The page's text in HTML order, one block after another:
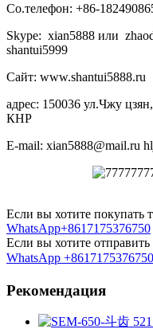
Со.телефон: +86-
Skype: xian5888 или
shantui5999
Сайт: www.shantui5888.ru
адрес: 150036 ул.Чжу
КНР
E-mail: xian5888@mail.ru
Если вы хотите покупать
WhatsApp+8617175376750
Если вы хотите
WhatsApp +8617175376750
Рекомендация